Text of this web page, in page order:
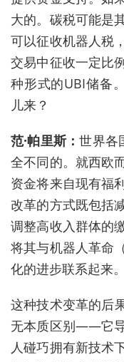
大的。碳税可能是
可以征收机器人税
交易中征收一定比
种形式的UBI储备
儿来？
范·帕里斯：世界各
全不同的。就西欧
资金将来自现有福
改革的方式既包括
调整高收入群体的
将其与机器人革命
化的进步联系起来。
这种技术变革的后
无本质区别——它
人碰巧拥有新技术